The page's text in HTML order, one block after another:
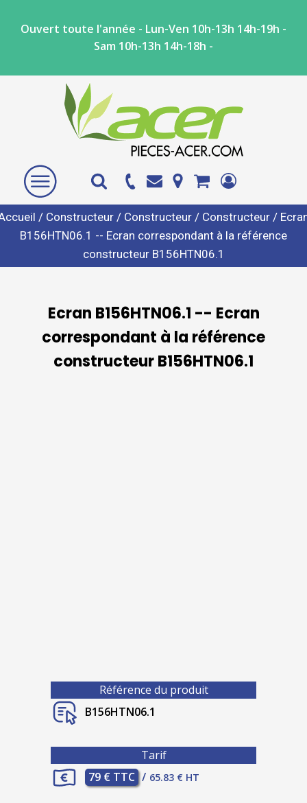
Ouvert toute l'année - Lun-Ven 10h-13h 14h-19h -
Sam 10h-13h 14h-18h -
/ Constructeur / Constructeur / Constructeur /
B156HTN06.1 -- Ecran correspondant à la référence
constructeur B156HTN06.1
Ecran B156HTN06.1 -- Ecran
correspondant à la référence
constructeur B156HTN06.1
Référence du produit
B156HTN06.1
Tarif
79 € TTC / 65.83 € HT